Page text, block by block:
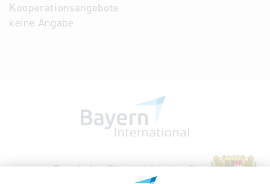
Kooperationsangebote
keine Angabe